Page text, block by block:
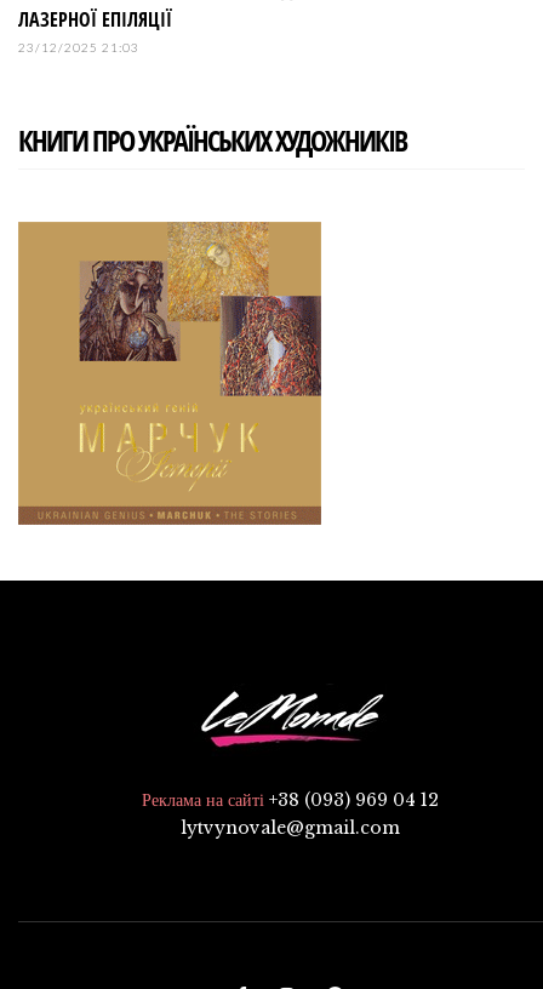
ЛАЗЕРНОЇ ЕПІЛЯЦІЇ
23/12/2025 21:03
КНИГИ ПРО УКРАЇНСЬКИХ ХУДОЖНИКІВ
Реклама на сайті +38 (093) 969 04 12
lytvynovale@gmail.com